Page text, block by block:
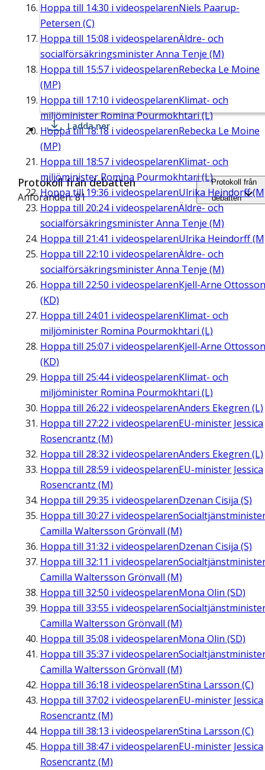
Hoppa till 14:30 i videospelarenNiels Paarup-
Petersen (C)
Hoppa till 15:08 i videospelarenÄldre- och
socialförsäkringsminister Anna Tenje (M)
Hoppa till 15:57 i videospelarenRebecka Le Moine
(MP)
Hoppa till 17:10 i videospelarenKlimat- och
miljöminister Romina Pourmokhtari (L)
Hoppa till18:18 i videospelarenRebecka Le Moine
(MP)
Hoppa till 18:57 i videospelarenKlimat- och
miljöminister Romina Pourmokhtari (L)
Hoppa till 19:36 i videospelarenUlrika Heindorff
Hoppa till 20:24i videospelarenÄldre- och
socialförsäkringsminister Anna Tenje (M)
Hoppa till 21:41 i videospelarenUlrika Heindorff
Hoppa till 22:10 i videospelarenÄldre- och
socialförsäkringsminister Anna Tenje (M)
Hoppa till 22:50 i videospelarenKjell-Arne Ottosson
(KD)
Hoppa till 24:01 i videospelarenKlimat- och
miljöminister Romina Pourmokhtari (L)
Hoppa till 25:07 i videospelarenKjell-Arne Ottosson
(KD)
Hoppa till 25:44i videospelarenKlimat- och
miljöminister Romina Pourmokhtari (L)
Hoppa till 26:22 i videospelarenAnders Ekegren (L)
Hoppa till 27:22 i videospelarenEU-minister Jessica
Rosencrantz (M)
Hoppa till 28:32 i videospelarenAnders Ekegren (L)
Hoppa till 28:59 i videospelarenEU-minister Jessica
Rosencrantz (M)
Hoppa till 29:35 i videospelarenDzenan Cisija (S)
Hoppa till 30:27 i videospelaren
Camilla Waltersson Grönvall (M)
Hoppa till 31:32 i videospelarenDzenan Cisija (S)
Hoppa till 32:11 i videospelaren
Camilla Waltersson Grönvall (M)
Hoppa till 32:50 i videospelarenMona Olin (SD)
Hoppa till 33:55 i videospelaren
Camilla Waltersson Grönvall (M)
Hoppa till 35:08 i videospelarenMona Olin (SD)
Hoppa till 35:37 i videospelaren
Camilla Waltersson Grönvall (M)
Hoppa till 36:18 i videospelarenStina Larsson (C)
Hoppa till 37:02 i videospelarenEU-minister Jessica
Rosencrantz (M)
Hoppa till 38:13 i videospelarenStina Larsson (C)
Hoppa till 38:47 i videospelarenEU-minister Jessica
Rosencrantz (M)
Ladda ner
Protokoll från debatten
Anföranden: 81
Protokoll från
debatten